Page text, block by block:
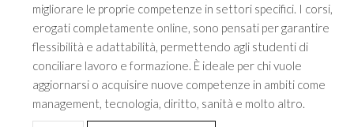
migliorare le proprie competenze in settori specifici. I corsi,
erogati completamente online, sono pensati per garantire
flessibilità e adattabilità, permettendo agli studenti di
conciliare lavoro e formazione. È ideale per chi vuole
aggiornarsi o acquisire nuove competenze in ambiti come
management, tecnologia, diritto, sanità e molto altro.